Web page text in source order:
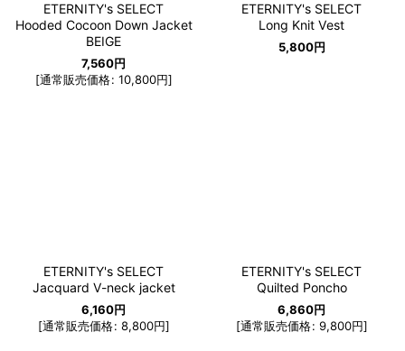
ETERNITY's SELECT
Hooded Cocoon Down Jacket
BEIGE
7,560円
[通常販売価格: 10,800円]
ETERNITY's SELECT
Long Knit Vest
5,800円
ETERNITY's SELECT
Jacquard V-neck jacket
6,160円
[通常販売価格: 8,800円]
ETERNITY's SELECT
Quilted Poncho
6,860円
[通常販売価格: 9,800円]